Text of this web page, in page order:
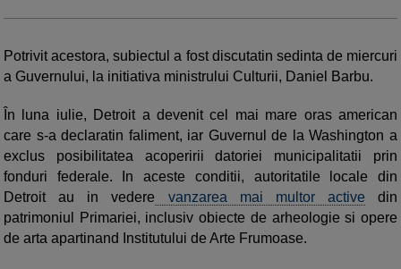
Potrivit acestora, subiectul a fost discutatin sedinta de miercuri
a Guvernului, la initiativa ministrului Culturii, Daniel Barbu.
În luna iulie, Detroit a devenit cel mai mare oras american
care s-a declaratin faliment, iar Guvernul de la Washington a
exclus posibilitatea acoperirii datoriei municipalitatii prin
fonduri federale. In aceste conditii, autoritatile locale din
Detroit au in vedere vanzarea mai multor active din
patrimoniul Primariei, inclusiv obiecte de arheologie si opere
de arta apartinand Institutului de Arte Frumoase.